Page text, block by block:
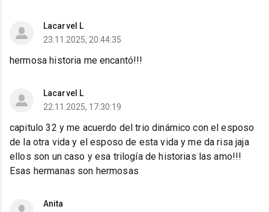
Lacarvel L
23.11.2025, 20:44:35
hermosa historia me encantó!!!
Lacarvel L
22.11.2025, 17:30:19
capitulo 32 y me acuerdo del trio dinámico con el esposo
de la otra vida y el esposo de esta vida y me da risa jaja
ellos son un caso y esa trilogía de historias las amo!!!
Esas hermanas son hermosas
Anita